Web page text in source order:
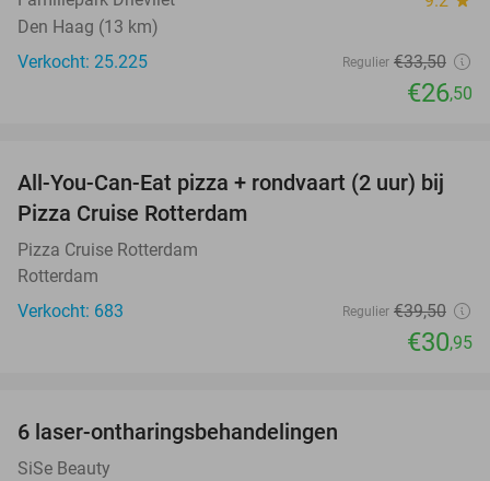
Den Haag (13 km)
Verkocht: 25.225
Regulier €33,50
€26,50
22%
All-You-Can-Eat pizza + rondvaart (2 uur) bij
Pizza Cruise Rotterdam
Pizza Cruise Rotterdam
Rotterdam
Verkocht: 683
Regulier €39,50
€30,95
6 laser-ontharingsbehandelingen
SiSe Beauty